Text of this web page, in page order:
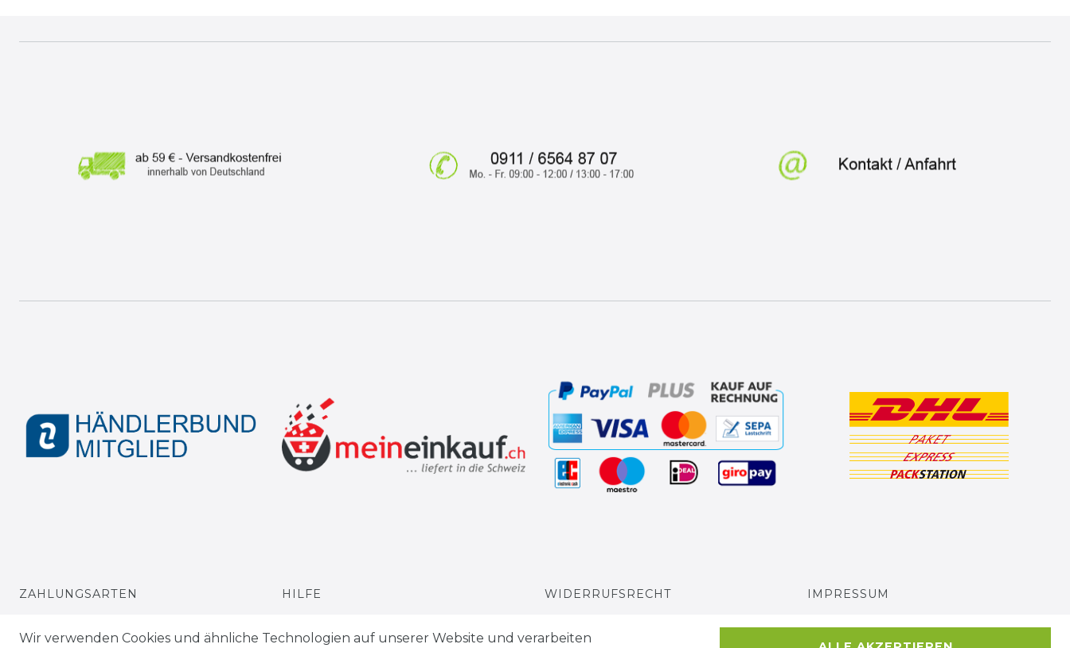
ZAHLUNGSARTEN
VERSANDARTEN & -KOSTEN
HILFE
KONTAKT
WIDERRUFSRECHT
WIDERRUFS­FORMULAR
IMPRESSUM
Wir verwenden Cookies und ähnliche Technologien auf unserer Website und verarbeiten